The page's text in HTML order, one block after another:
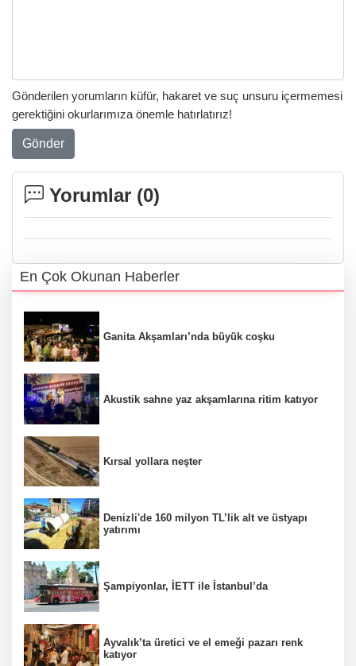
Gönderilen yorumların küfür, hakaret ve suç unsuru içermemesi
gerektiğini okurlarımıza önemle hatırlatırız!
Gönder
Yorumlar (0)
En Çok Okunan Haberler
Ganita Akşamları’nda büyük coşku
Akustik sahne yaz akşamlarına ritim katıyor
Kırsal yollara neşter
Denizli'de 160 milyon TL’lik alt ve üstyapı
yatırımı
Şampiyonlar, İETT ile İstanbul’da
Ayvalık’ta üretici ve el emeği pazarı renk
katıyor